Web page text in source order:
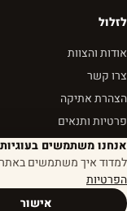
לזלול
אודות והצוות
צרו קשר
הצהרת אתיקה
פרטיות ותנאים
© 2026 לזלול - מגזין שבא לאכול
אנחנו משתמשים
למדוד איך משתמשים
הפרטיות
אישור